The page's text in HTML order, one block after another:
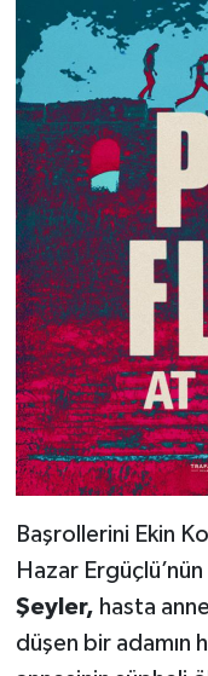
Başrollerini Ekin
Hazar
Şeyler, hasta
düşen bir adamın